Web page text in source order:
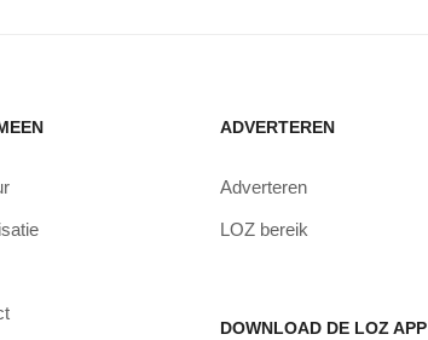
ADVERTEREN
Adverteren
LOZ bereik
DOWNLOAD DE LOZ APP